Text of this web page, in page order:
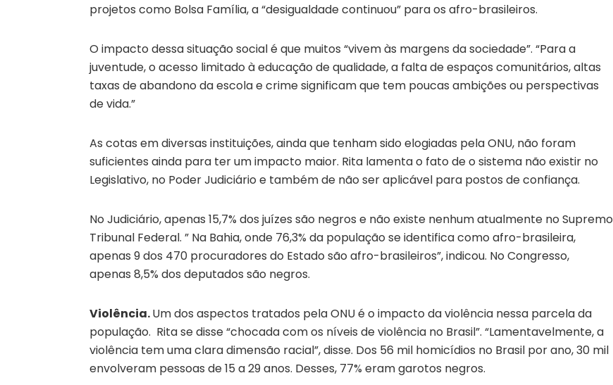
projetos como Bolsa Família, a “desigualdade continuou” para os afro-brasileiros.
O impacto dessa situação social é que muitos “vivem às margens da sociedade”. “Para a
juventude, o acesso limitado à educação de qualidade, a falta de espaços comunitários, altas
taxas de abandono da escola e crime significam que tem poucas ambições ou perspectivas
de vida.”
As cotas em diversas instituições, ainda que tenham sido elogiadas pela ONU, não foram
suficientes ainda para ter um impacto maior. Rita lamenta o fato de o sistema não existir no
Legislativo, no Poder Judiciário e também de não ser aplicável para postos de confiança.
No Judiciário, apenas 15,7% dos juízes são negros e não existe nenhum atualmente no Supremo
Tribunal Federal. ” Na Bahia, onde 76,3% da população se identifica como afro-brasileira,
apenas 9 dos 470 procuradores do Estado são afro-brasileiros”, indicou. No Congresso,
apenas 8,5% dos deputados são negros.
Violência.Um dos aspectos tratados pela ONU é o impacto da violência nessa parcela da
população. Rita se disse “chocada com os níveis de violência no Brasil”. “Lamentavelmente, a
violência tem uma clara dimensão racial”, disse. Dos 56 mil homicídios no Brasil por ano, 30 mil
envolveram pessoas de 15 a 29 anos. Desses, 77% eram garotos negros.